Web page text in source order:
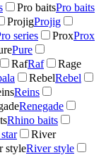
Pro baitsPro baits
ProjigProjig
series ProxProx
Pure
RafRaf
Rage
RebelRebel
Reins
Renegade
Rhino baits
River
styleRiver style